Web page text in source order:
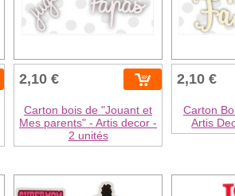
2,10 €
Carton bois de "Jouant et
Mes parents" - Artis decor -
2 unités
2,10 €
Carton
Artis